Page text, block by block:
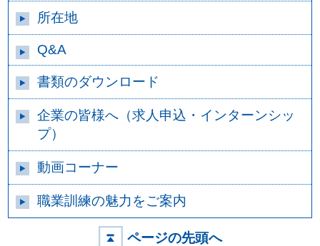
所在地
Q&A
書類のダウンロード
企業の皆様へ（求人申込・インターンシッ
プ）
動画コーナー
職業訓練の魅力をご案内
ページの先頭へ